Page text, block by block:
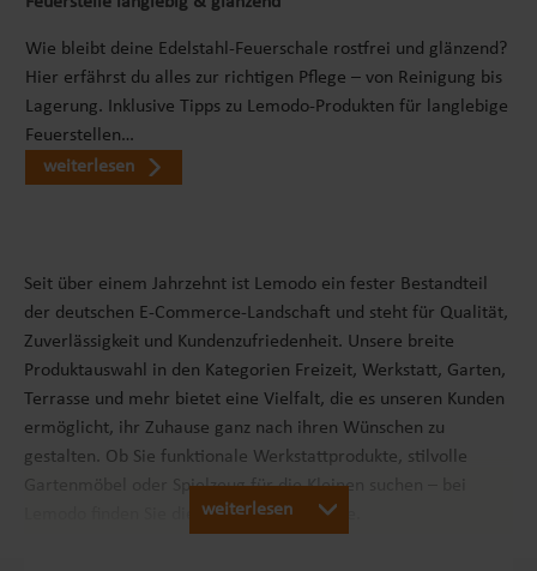
Wie bleibt deine Edelstahl-Feuerschale rostfrei und glänzend?
Hier erfährst du alles zur richtigen Pflege – von Reinigung bis
Lagerung. Inklusive Tipps zu Lemodo-Produkten für langlebige
Feuerstellen…
weiterlesen
Seit über einem Jahrzehnt ist Lemodo ein fester Bestandteil
der deutschen E-Commerce-Landschaft und steht für Qualität,
Zuverlässigkeit und Kundenzufriedenheit. Unsere breite
Produktauswahl in den Kategorien Freizeit, Werkstatt, Garten,
Terrasse und mehr bietet eine Vielfalt, die es unseren Kunden
ermöglicht, ihr Zuhause ganz nach ihren Wünschen zu
gestalten. Ob Sie funktionale Werkstattprodukte, stilvolle
Gartenmöbel oder Spielzeug für die Kleinen suchen – bei
Lemodo finden Sie die passenden Produkte.
weiterlesen